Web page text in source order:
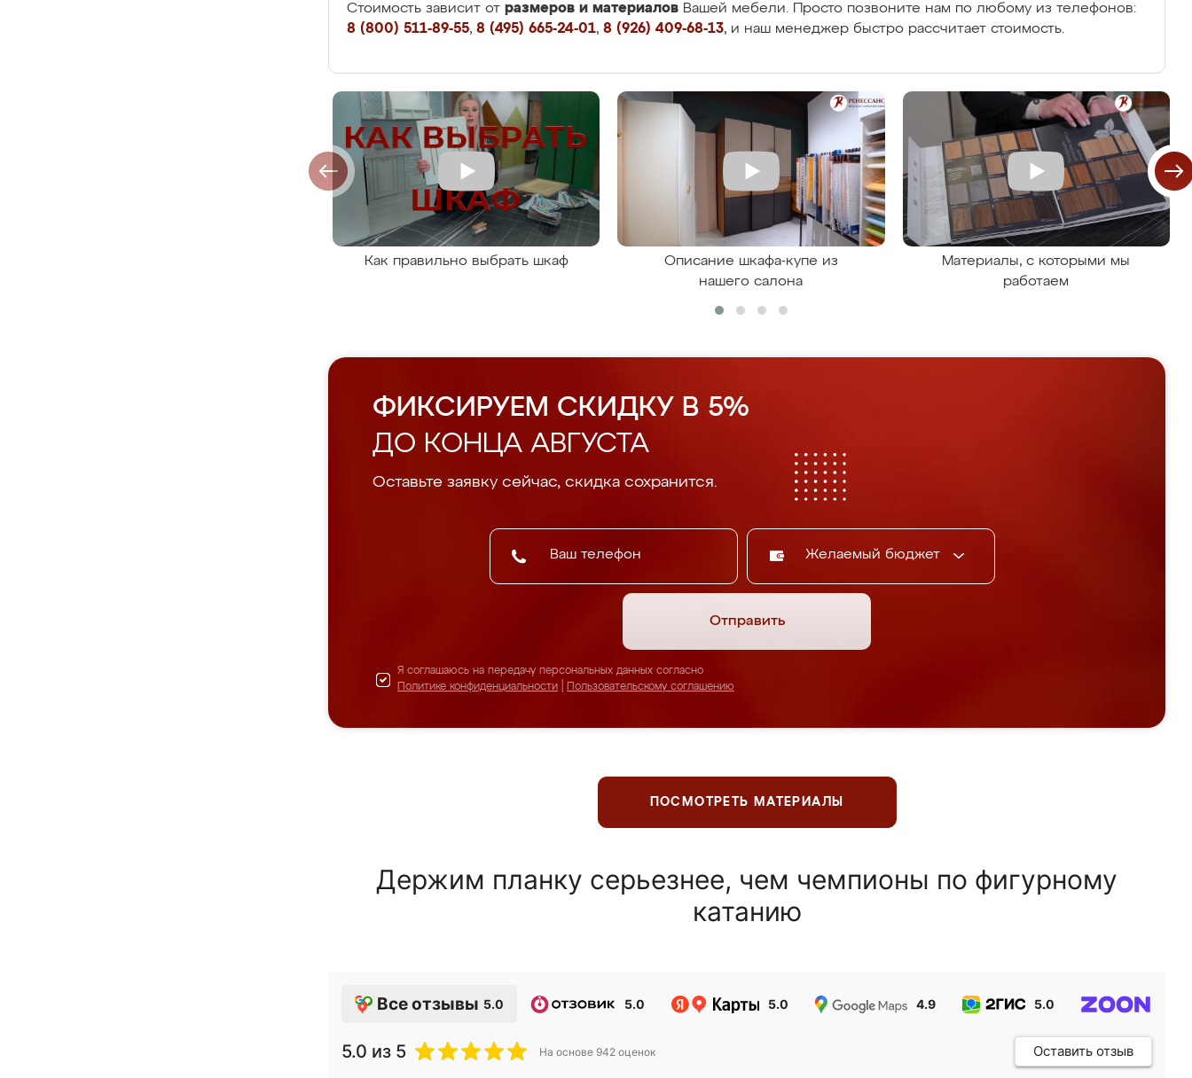
Стоимость зависит от размеров и материалов Вашей мебели. Просто позвоните нам по любому из телефонов:
8 (800) 511-89-55, 8 (495) 665-24-01, 8 (926) 409-68-13, и наш менеджер быстро рассчитает стоимость.
Как правильно выбрать шкаф
Описание шкафа-купе из
нашего салона
Материалы, с которыми мы
работаем
ФИКСИРУЕМ СКИДКУ В 5%
ДО КОНЦА АВГУСТА
Оставьте заявку сейчас, скидка сохранится.
Желаемый бюджет
Отправить
Я соглашаюсь на передачу персональных данных согласно
Политике конфиденциальности
Пользовательскому соглашению
ПОСМОТРЕТЬ МАТЕРИАЛЫ
Держим планку серьезнее, чем чемпионы по фигурному
катанию
Все отзывы 5.0 5.0 5.0 4.9 5.0
5.0 из 5 На основе 942 оценок Оставить отзыв